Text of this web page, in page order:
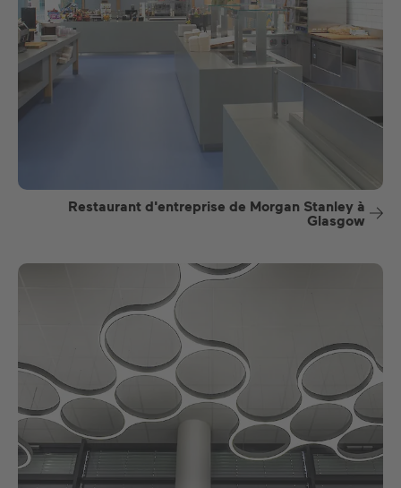
Restaurant d'entreprise de Morgan Stanley à
Glasgow